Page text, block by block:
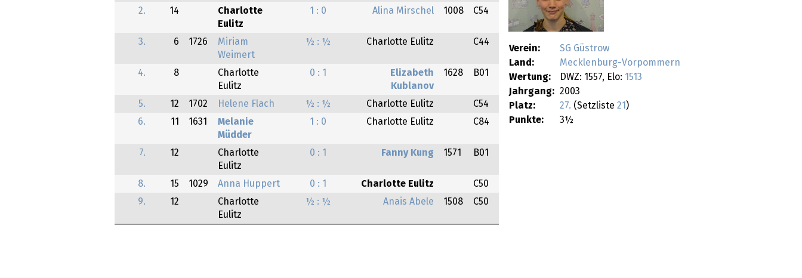
Verein:
SG Güstrow
Land:
Mecklenburg-Vorpommern
Wertung:
DWZ: 1557, Elo: 1513
Jahrgang: 2003
Platz:
27. (Setzliste 21 )
Punkte:
3½
2.
14
Charlotte
Eulitz
1 : 0 Alina Mirschel 1008 C54
3. 6 1726
Miriam
Weimert
½ : ½ Charlotte Eulitz C44
4. 8
Charlotte
Eulitz
0 : 1
Elizabeth
Kublanov
1628 B01
5. 12 1702 Helene Flach ½ : ½ Charlotte Eulitz
C54
6.
11 1631
Melanie
Müdder
1 : 0 Charlotte Eulitz C84
7. 12
Charlotte
Eulitz
0 : 1 Fanny Kung 1571 B01
8. 15 1029 Anna Huppert 0 : 1 Charlotte Eulitz
C50
9.
12
Charlotte
Eulitz
½ : ½ Anais Abele 1508 C50